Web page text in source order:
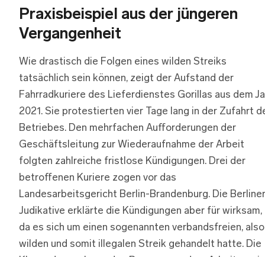
Praxisbeispiel aus der jüngeren
Vergangenheit
Wie drastisch die Folgen eines wilden Streiks
tatsächlich sein können, zeigt der Aufstand der
Fahrradkuriere des Lieferdienstes Gorillas aus dem
2021. Sie protestierten vier Tage lang in der Zufahrt
Betriebes. Den mehrfachen Aufforderungen der
Geschäftsleitung zur Wiederaufnahme der Arbeit
folgten zahlreiche fristlose Kündigungen. Drei der
betroffenen Kuriere zogen vor das
Landesarbeitsgericht Berlin-Brandenburg. Die Berliner
Judikative erklärte die Kündigungen aber für wirksam,
da es sich um einen sogenannten verbandsfreien, also
wilden und somit illegalen Streik gehandelt hatte. Die